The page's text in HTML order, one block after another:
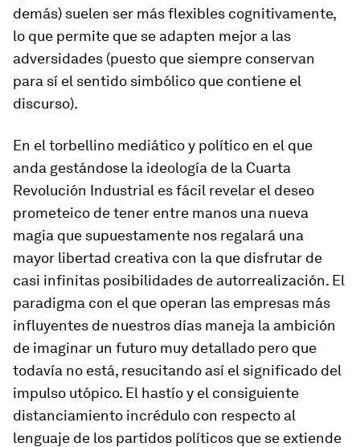
demás) suelen ser más flexibles cognitivamente,
lo que permite que se adapten mejor a las
adversidades (puesto que siempre conservan
para sí el sentido simbólico que contiene el
discurso).
En el torbellino mediático y político en el que
anda gestándose la ideología de la Cuarta
Revolución Industrial es fácil revelar el deseo
prometeico de tener entre manos una nueva
magia que supuestamente nos regalará una
mayor libertad creativa con la que disfrutar de
casi infinitas posibilidades de autorrealización. El
paradigma con el que operan las empresas más
influyentes de nuestros días maneja la ambición
de imaginar un futuro muy detallado pero que
todavía no está, resucitando así el significado del
impulso utópico. El hastío y el consiguiente
distanciamiento incrédulo con respecto al
lenguaje de los partidos políticos que se extiende